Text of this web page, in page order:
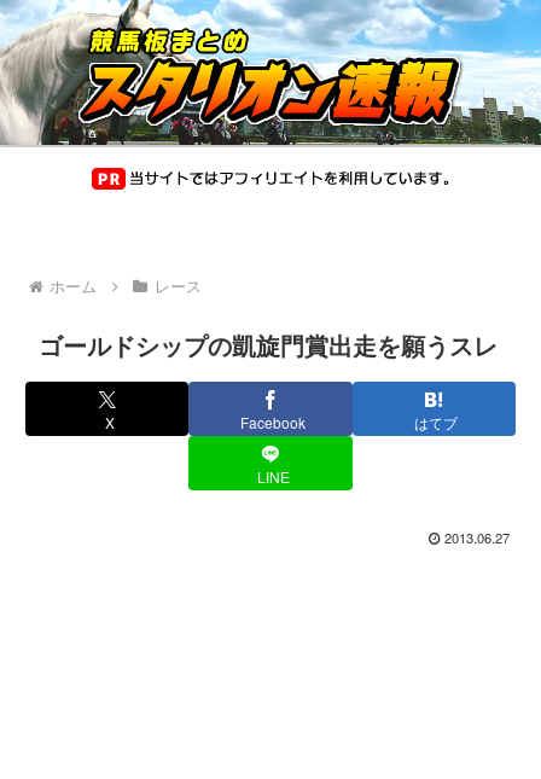
ホーム レース
ゴールドシップの凱旋門賞出走を願うスレ
X Facebook はてブ
LINE
2013.06.27